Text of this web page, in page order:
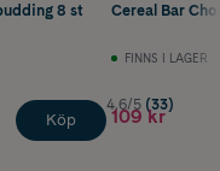
8 st
Köp
Cereal Bar
FINNS I LAGER
4.6/5 (33)
109 kr